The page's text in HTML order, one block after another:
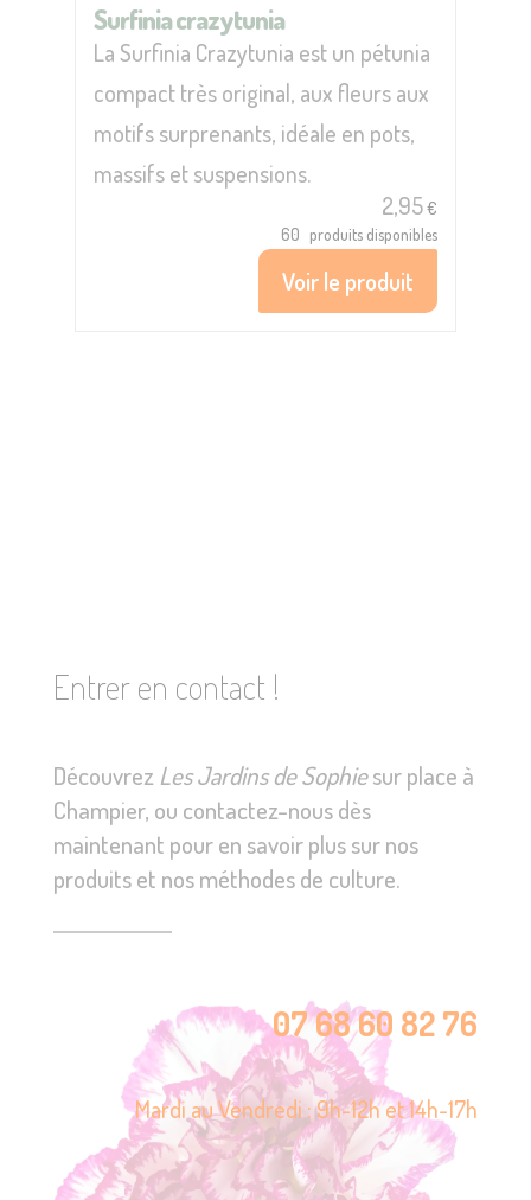
Surfinia crazytunia
La Surfinia Crazytunia est un pétunia
compact très original, aux fleurs aux
motifs surprenants, idéale en pots,
massifs et suspensions.
2,95€
60 produits disponibles
Voir le produit
Entrer en contact !
Découvrez Les Jardins de Sophiesur place à
Champier, ou contactez-nous dès
maintenant pour en savoir plus sur nos
produits et nos méthodes de culture.
07 68 60 82 76
Mardi au Vendredi : 9h-12h et 14h-17h